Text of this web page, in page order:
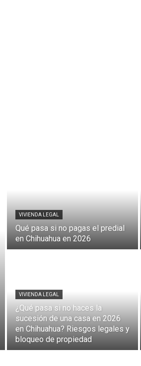
VIVIENDA LEGAL
Qué pasa si no pagas el predial
en Chihuahua en 2026
VIVIENDA LEGAL
¿Qué pasa si no haces la
sucesión de una casa en 2026
en Chihuahua? Riesgos legales y
bloqueo de propiedad